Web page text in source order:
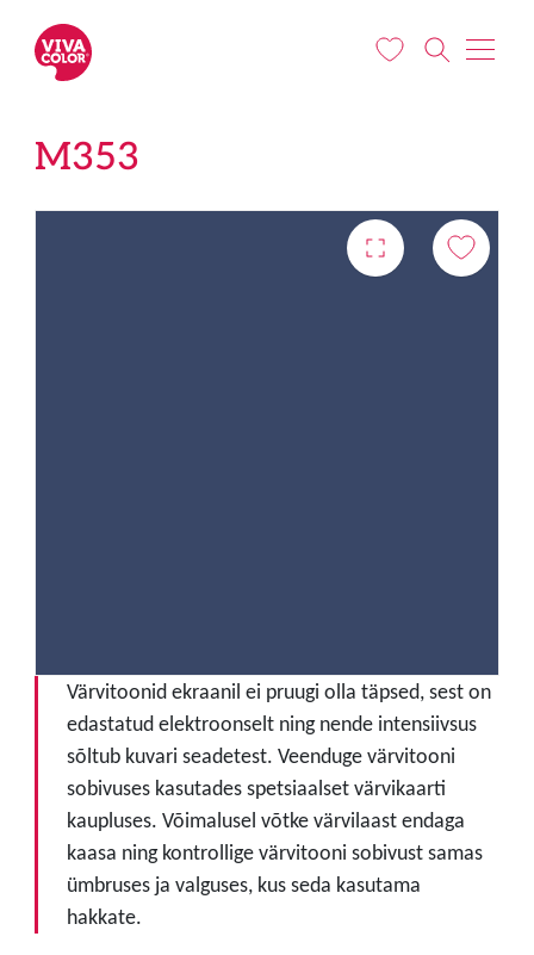
M353
Värvitoonid ekraanil ei pruugi olla täpsed, sest on
edastatud elektroonselt ning nende intensiivsus
sõltub kuvari seadetest. Veenduge värvitooni
sobivuses kasutades spetsiaalset värvikaarti
kaupluses. Võimalusel võtke värvilaast endaga
kaasa ning kontrollige värvitooni sobivust samas
ümbruses ja valguses, kus seda kasutama
hakkate.